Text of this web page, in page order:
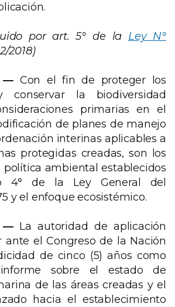
por art. 5° de la Ley N°
2018)
— Con el fin de proteger los
conservar la biodiversidad
primarias en el
de planes de manejo
interinas aplicables a
protegidas creadas, son los
política ambiental establecidos
4° de la Ley General del
y el enfoque ecosistémico.
— La autoridad de aplicación
ante el Congreso de la Nación
de cinco (5) años como
sobre el estado de
de las áreas creadas y el
hacia el establecimiento